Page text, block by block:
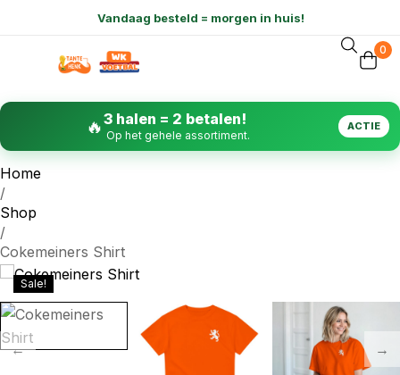
0
🔥3 halen = 2 betalen!
Op het gehele assortiment.
ACTIE
Home
/
Shop
/
Cokemeiners Shirt
Sale!